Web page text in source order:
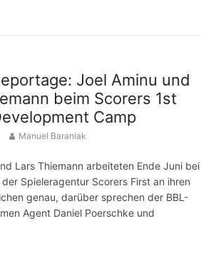
Joel Aminu und
beim Scorers 1st
Camp
Manuel Baraniak
Lars Thiemann arbeiteten Ende Juni bei
Spieleragentur Scorers First an ihren
genau, darüber sprechen der BBL-
Agent Daniel Poerschke und